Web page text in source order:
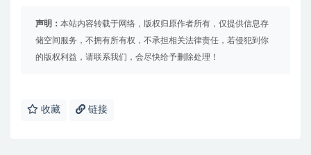
声明： 本站内容转载于网络，版权归原作者所有，仅提供信息存
储空间服务，不拥有所有权，不承担相关法律责任，若侵犯到你
的版权利益，请联系我们，会尽快给予删除处理！
收藏 链接